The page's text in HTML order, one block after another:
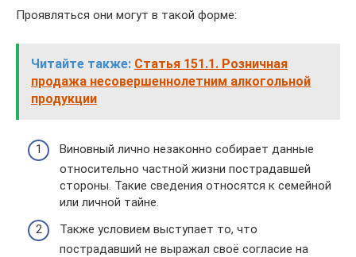
Проявляться они могут в такой форме:
Читайте также: Статья 151.1. Розничная
продажа несовершеннолетним алкогольной
продукции
Виновный лично незаконно собирает данные
относительно частной жизни пострадавшей
стороны. Такие сведения относятся к семейной
или личной тайне.
Также условием выступает то, что
пострадавший не выражал своё согласие на